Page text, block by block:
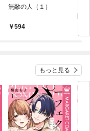
無敵の人（１）
594
もっと見る